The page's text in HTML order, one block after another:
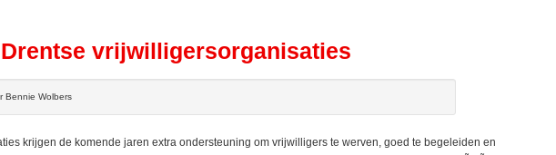
vrijwilligersorganisaties
Bennie Wolbers
krijgen de komende jaren extra ondersteuning om vrijwilligers te werven, goed te begeleiden en